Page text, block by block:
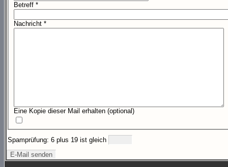
Betreff*
Nachricht*
Eine Kopie dieser Mail erhalten (optional)
Spamprüfung: 6 plus 19 ist gleich
E-Mail senden